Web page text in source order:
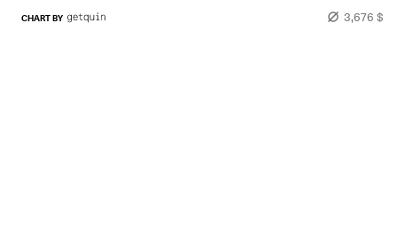
3,676 $
CHART BY